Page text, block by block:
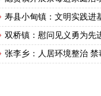
寿县小甸镇：文明实践进
双桥镇：慰问见义勇为先
张李乡：人居环境整治 禁